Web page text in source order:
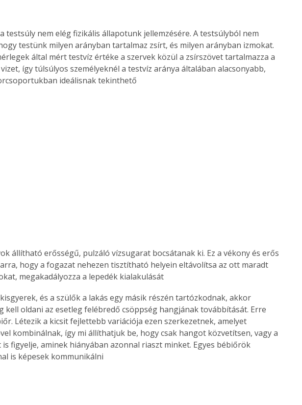
testsúly nem elég fizikális állapotunk jellemzésére. A testsúlyból nem
testünk milyen arányban tartalmaz zsírt, és milyen arányban izmokat.
által mért testvíz értéke a szervek közül a zsírszövet tartalmazza a
így túlsúlyos személyeknél a testvíz aránya általában alacsonyabb,
ideálisnak tekinthető
állítható erősségű, pulzáló vízsugarat bocsátanak ki. Ez a vékony és erős
hogy a fogazat nehezen tisztítható helyein eltávolítsa az ott maradt
megakadályozza a lepedék kialakulását
és a szülők a lakás egy másik részén tartózkodnak, akkor
kell oldani az esetleg felébredő csöppség hangjának továbbítását. Erre
Létezik a kicsit fejlettebb variációja ezen szerkezetnek, amelyet
kombinálnak, így mi állíthatjuk be, hogy csak hangot közvetítsen, vagy a
is figyelje, aminek hiányában azonnal riaszt minket. Egyes bébiőrök
is képesek kommunikálni